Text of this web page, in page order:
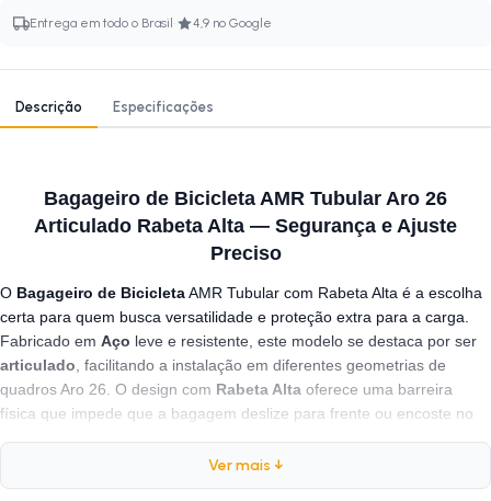
Entrega em todo o Brasil · 4,9 no Google
Descrição Especificações
Bagageiro de Bicicleta AMR Tubular Aro 26
Articulado Rabeta Alta — Segurança e Ajuste
Preciso
O Bagageiro de BicicletaAMR Tubular com Rabeta Alta é a escolha
certa para quem busca versatilidade e proteção extra para a carga.
Fabricado em Aço leve e resistente, este modelo se destaca por ser
articulado , facilitando a instalação em diferentes geometrias de
quadros Aro 26. O design com Rabeta Alta oferece uma barreira
física que impede que a bagagem deslize para frente ou encoste no
para o dia a dia.
Ver mais ↓